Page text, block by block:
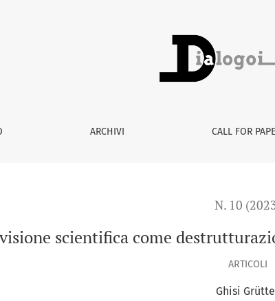
come destrutturazione della visione convenzionale
ARCHIVI CALL FOR
è:
N. 10
scientifica come
ARTICOLI
Ghisi